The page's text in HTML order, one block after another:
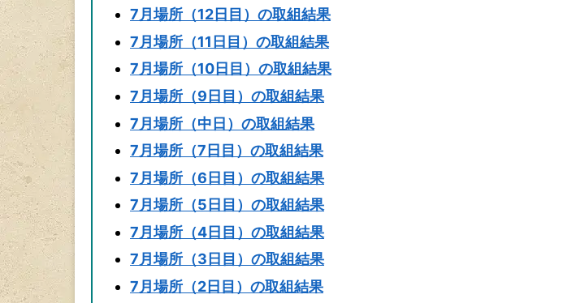
7月場所（12日目）の取組結果
7月場所（11日目）の取組結果
7月場所（10日目）の取組結果
7月場所（9日目）の取組結果
7月場所（中日）の取組結果
7月場所（7日目）の取組結果
7月場所（6日目）の取組結果
7月場所（5日目）の取組結果
7月場所（4日目）の取組結果
7月場所（3日目）の取組結果
7月場所（2日目）の取組結果